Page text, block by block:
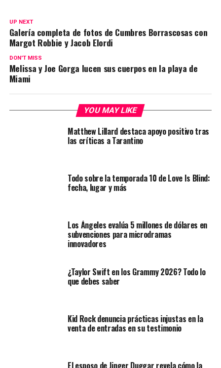
UP NEXT
Galería completa de fotos de Cumbres Borrascosas con
Margot Robbie y Jacob Elordi
DON'T MISS
Melissa y Joe Gorga lucen sus cuerpos en la playa de
Miami
YOU MAY LIKE
Matthew Lillard destaca apoyo positivo tras
las críticas a Tarantino
Todo sobre la temporada 10 de Love Is Blind:
fecha, lugar y más
Los Ángeles evalúa 5 millones de dólares en
subvenciones para microdramas
innovadores
¿Taylor Swift en los Grammy 2026? Todo lo
que debes saber
Kid Rock denuncia prácticas injustas en la
venta de entradas en su testimonio